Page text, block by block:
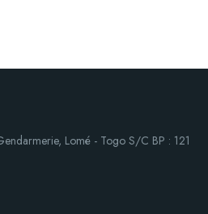
Lomé - Togo S/C BP : 121